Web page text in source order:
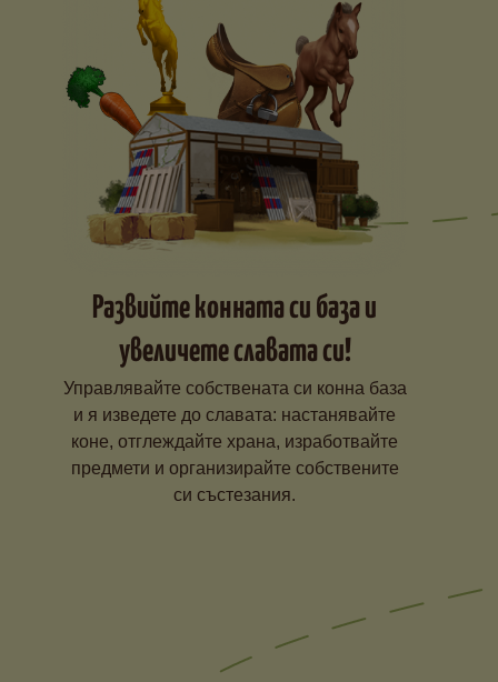
Развийте конната си база и
увеличете славата си!
Управлявайте собствената си конна база
и я изведете до славата: настанявайте
коне, отглеждайте храна, изработвайте
предмети и организирайте собствените
си състезания.